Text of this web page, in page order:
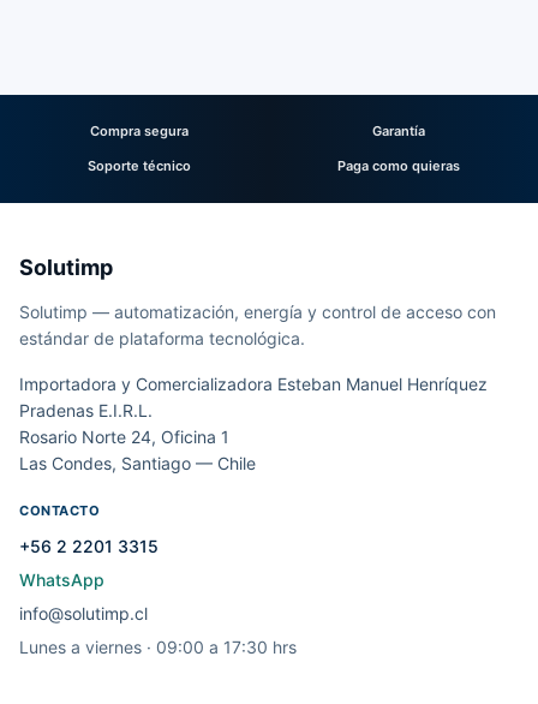
Compra segura Garantía
Soporte técnico Paga como quieras
Solutimp
Solutimp — automatización, energía y control de acceso con
estándar de plataforma tecnológica.
Importadora y Comercializadora Esteban Manuel Henríquez
Pradenas E.I.R.L.
Rosario Norte 24, Oficina 1
Las Condes, Santiago — Chile
CONTACTO
+56 2 2201 3315
WhatsApp
info@solutimp.cl
Lunes a viernes · 09:00 a 17:30 hrs